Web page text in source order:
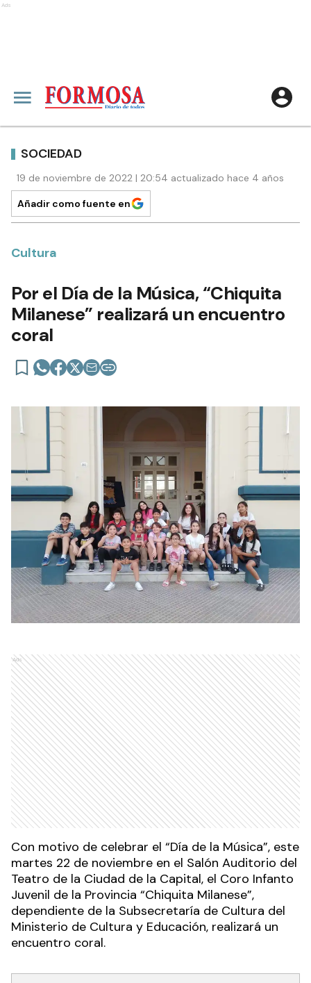
Ads
SOCIEDAD
19 de noviembre de 2022 | 20:54 actualizado hace 4 años
Añadir como fuente en
Cultura
Por el Día de la Música, “Chiquita
Milanese” realizará un encuentro
coral
Ads
Con motivo de celebrar el “Día de la Música”, este
martes 22 de noviembre en el Salón Auditorio del
Teatro de la Ciudad de la Capital, el Coro Infanto
Juvenil de la Provincia “Chiquita Milanese”,
dependiente de la Subsecretaría de Cultura del
Ministerio de Cultura y Educación, realizará un
encuentro coral.